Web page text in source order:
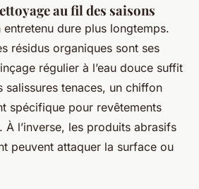
au fil des saisons
dure plus longtemps.
résidus organiques sont ses
régulier à l’eau douce suffit
salissures tenaces, un chiffon
spécifique pour revêtements
À l’inverse, les produits abrasifs
peuvent attaquer la surface ou